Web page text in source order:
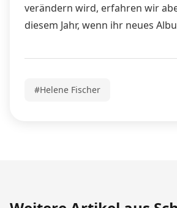
verändern wird, erfahren wir
diesem Jahr, wenn ihr neues
#Helene Fischer